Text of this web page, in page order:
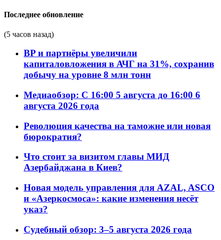
Последнее обновление
(5 часов назад)
BP и партнёры увеличили
капиталовложения в АЧГ на 31%, сохранив
добычу на уровне 8 млн тонн
Медиаобзор: С 16:00 5 августа до 16:00 6
августа 2026 года
Революция качества на таможне или новая
бюрократия?
Что стоит за визитом главы МИД
Азербайджана в Киев?
Новая модель управления для AZAL, ASCO
и «Азеркосмоса»: какие изменения несёт
указ?
Судебный обзор: 3–5 августа 2026 года